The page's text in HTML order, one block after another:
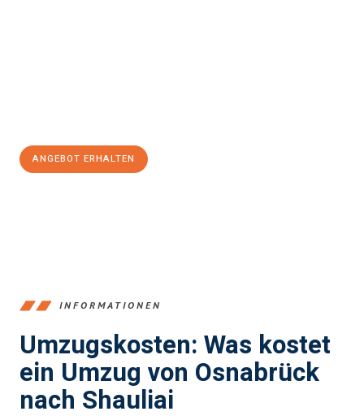
ANGEBOT ERHALTEN
INFORMATIONEN
Umzugskosten: Was kostet
ein Umzug von Osnabrück
nach Shauliai